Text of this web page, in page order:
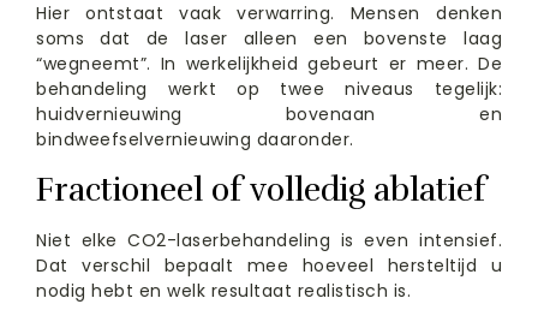
Hier ontstaat vaak verwarring. Mensen denken
soms dat de laser alleen een bovenste laag
“wegneemt”. In werkelijkheid gebeurt er meer. De
behandeling werkt op twee niveaus tegelijk:
huidvernieuwing bovenaan en
bindweefselvernieuwing daaronder.
Fractioneel of volledig ablatief
Niet elke CO2-laserbehandeling is even intensief.
Dat verschil bepaalt mee hoeveel hersteltijd u
nodig hebt en welk resultaat realistisch is.